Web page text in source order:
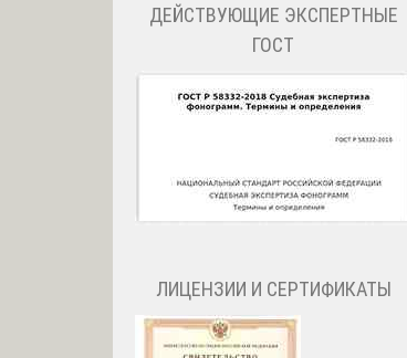
ДЕЙСТВУЮЩИЕ ЭКСПЕРТНЫЕ
ГОСТ
ЛИЦЕНЗИИ И СЕРТИФИКАТЫ